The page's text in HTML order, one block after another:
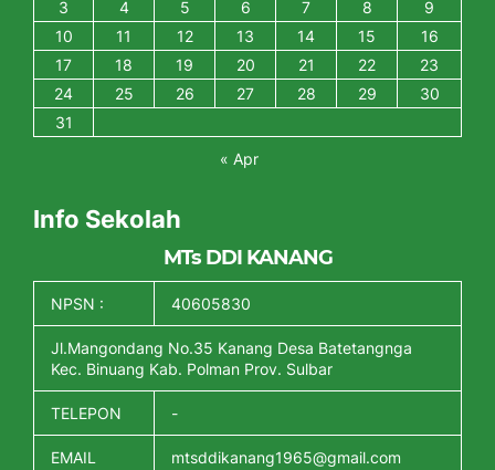
3
4 5 6 7 8
9
10
11 12 13 14 15
16
17
18 19 20 21 22
23
24
25 26 27 28 29
30
31
« Apr
Info Sekolah
MTs DDI KANANG
NPSN : 40605830
Jl.Mangondang No.35 Kanang Desa Batetangnga
Kec. Binuang Kab. Polman Prov. Sulbar
TELEPON -
EMAIL mtsddikanang1965@gmail.com